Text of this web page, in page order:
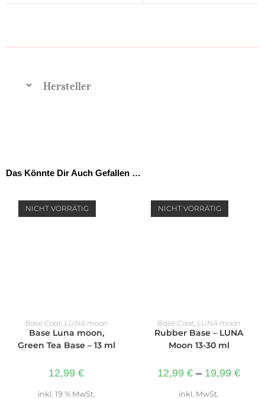
Hersteller
Das Könnte Dir Auch Gefallen …
NICHT VORRÄTIG
WEITERLESEN
Base Coat, LUNA moon
Base Luna moon,
Green Tea Base – 13 ml
12,99 €
inkl. 19 % MwSt.
NICHT VORRÄTIG
AUSFÜHRUNG WÄHLEN
Base Coat, LUNA moon
Rubber Base – LUNA
Moon 13-30 ml
12,99 € – 19,99 €
inkl. MwSt.